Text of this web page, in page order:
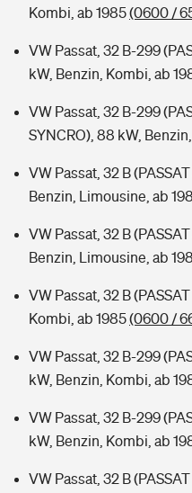
Kombi, ab 1985(0600 /
VW Passat, 32 B-299
kW, Benzin, Kombi, ab
VW Passat, 32 B-299
SYNCRO), 88 kW,
VW Passat, 32 B
Benzin, Limousine, ab
VW Passat, 32 B
Benzin, Limousine, ab
VW Passat, 32 B
Kombi, ab 1985(0600 /
VW Passat, 32 B-299
kW, Benzin, Kombi, ab
VW Passat, 32 B-299
kW, Benzin, Kombi, ab
VW Passat, 32 B